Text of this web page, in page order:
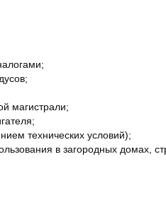
магистрали;
технических условий);
в загородных домах,